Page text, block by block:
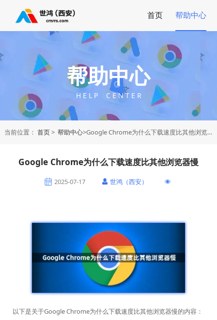
首页 帮助中心
帮助中心
H E L P C E N T E R
当前位置： 首页> 帮助中心>Google Chrome为什么下载速度比其他浏览器慢
Google Chrome为什么下载速度比其他浏览器慢
2025-07-17 世鸿（西安）
以下是关于Google Chrome为什么下载速度比其他浏览器慢的内容：